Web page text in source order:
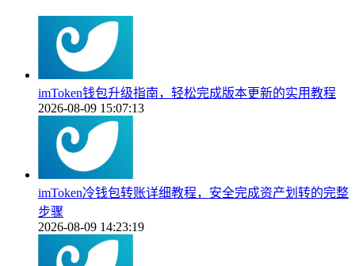
imToken钱包升级指南，轻松完成版本更新的实用教程
2026-08-09 15:07:13
imToken冷钱包转账详细教程，安全完成资产划转的完整
步骤
2026-08-09 14:23:19